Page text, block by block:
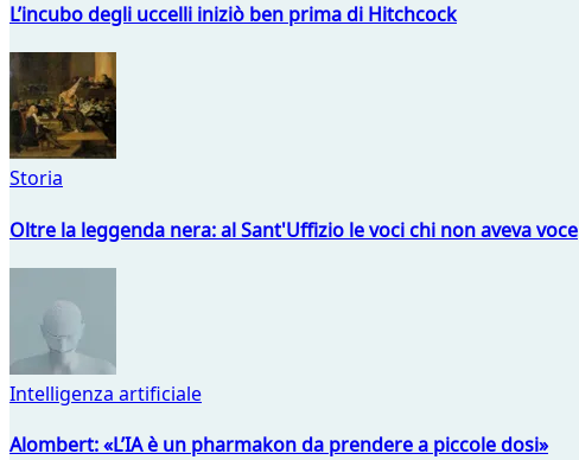
L’incubo degli uccelli iniziò ben prima di Hitchcock
Storia
Oltre la leggenda nera: al Sant'Uffizio le voci chi non aveva voce
Intelligenza artificiale
Alombert: «L’IA è un pharmakon da prendere a piccole dosi»